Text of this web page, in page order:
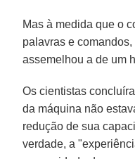
Mas à medida que o
palavras e
assemelhou a de um
Os cientistas
da máquina não
redução de sua
verdade, a